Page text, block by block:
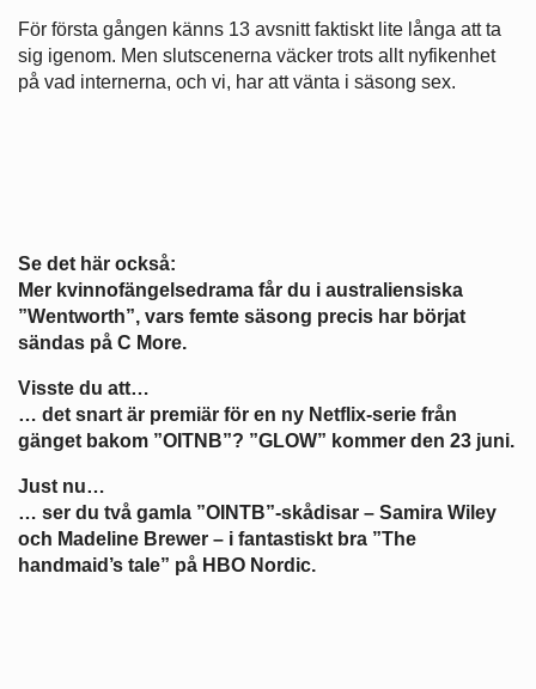
För första gången känns 13 avsnitt faktiskt lite långa att ta
sig igenom. Men slutscenerna väcker trots allt nyfikenhet
på vad internerna, och vi, har att vänta i säsong sex.
Se det här också:
Mer kvinnofängelsedrama får du i australiensiska
”Wentworth”, vars femte säsong precis har börjat
sändas på C More.
Visste du att…
… det snart är premiär för en ny Netflix-serie från
gänget bakom ”OITNB”? ”GLOW” kommer den 23 juni.
Just nu…
… ser du två gamla ”OINTB”-skådisar – Samira Wiley
och Madeline Brewer – i fantastiskt bra ”The
handmaid’s tale” på HBO Nordic.